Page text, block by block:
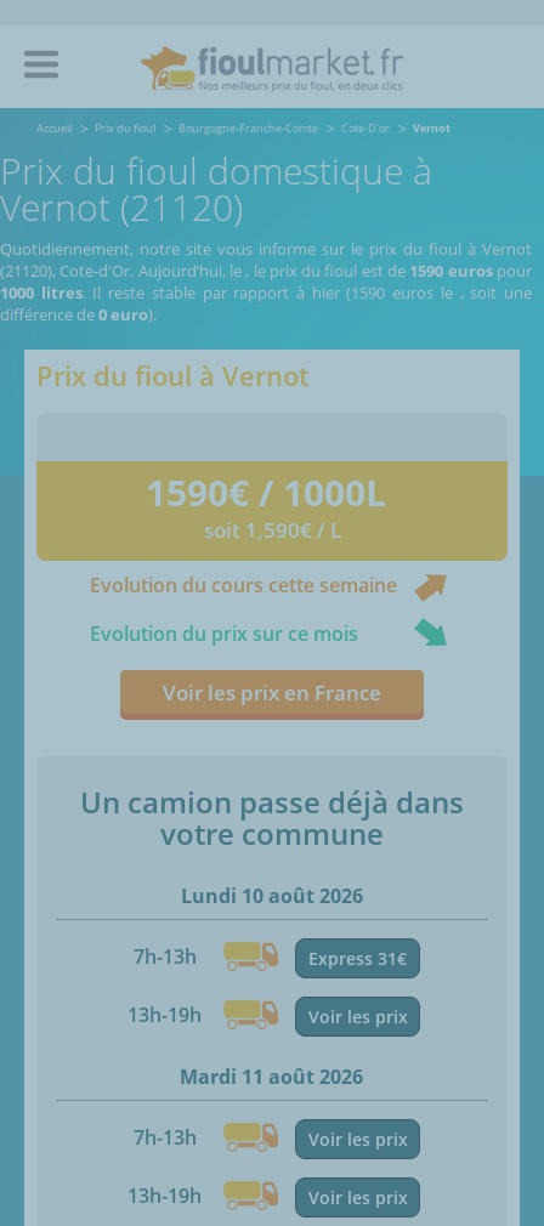
Accueil Prix du fioul Bourgogne-Franche-Comte Cote-D'or Vernot
Prix du fioul domestique à
Vernot (21120)
Quotidiennement, notre site vous informe sur le prix du fioul à Vernot
(21120), Cote-d'Or. Aujourd’hui, le , le prix du fioul est de 1590 eurospour
1000 litres. Il reste stable par rapport à hier (1590 euros le , soit une
différence de0 euro).
Prix du fioul à Vernot
1590€ / 1000L
soit 1,590€ / L
Evolution du cours cette semaine
Evolution du prix sur ce mois
Voir les prix en France
Un camion passe déjà dans
votre commune
Lundi 10 août 2026
7h-13h Express 31€
13h-19h Voir les prix
Mardi 11 août 2026
7h-13h Voir les prix
13h-19h Voir les prix